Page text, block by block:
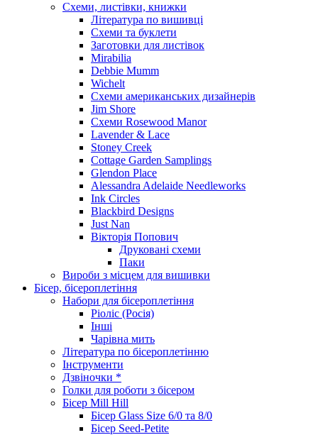
Схеми, листівки, книжки
Література по вишивці
Схеми та буклети
Заготовки для листівок
Mirabilia
Debbie Mumm
Wichelt
Схеми американських дизайнерів
Jim Shore
Cхеми Rosewood Manor
Lavender & Lace
Stoney Creek
Cottage Garden Samplings
Glendon Place
Alessandra Adelaide Needleworks
Ink Circles
Blackbird Designs
Just Nan
Вікторія Попович
Друковані схеми
Паки
Вироби з місцем для вишивки
Бісер, бісероплетіння
Набори для бісероплетіння
Ріоліс (Росія)
Інші
Чарівна мить
Література по бісероплетінню
Інструменти
Дзвіночки *
Голки для роботи з бісером
Бісер Mill Hill
Бісер Glass Size 6/0 та 8/0
Бісер Seed-Petite